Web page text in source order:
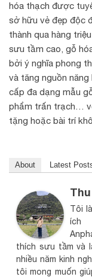
hóa thạch được
sở hữu vẻ đẹp độc
thành qua hàng
sưu tầm cao, gỗ
bởi ý nghĩa phong
và tăng nguồn
cấp đa dạng mẫu
phẩm trấn trạch…
tặng hoặc bài trí
About Latest
Tôi
ích
thích sưu tầm và
nhiều năm kinh
tôi mong muốn